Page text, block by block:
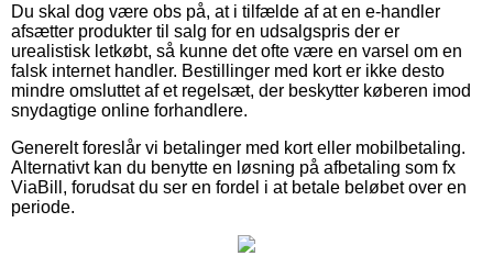
Du skal dog være obs på, at i tilfælde af at en e-handler
afsætter produkter til salg for en udsalgspris der er
urealistisk letkøbt, så kunne det ofte være en varsel om en
falsk internet handler. Bestillinger med kort er ikke desto
mindre omsluttet af et regelsæt, der beskytter køberen imod
snydagtige online forhandlere.
Generelt foreslår vi betalinger med kort eller mobilbetaling.
Alternativt kan du benytte en løsning på afbetaling som fx
ViaBill, forudsat du ser en fordel i at betale beløbet over en
periode.